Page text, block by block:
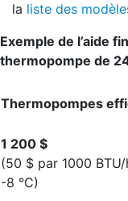
la liste des
Exemple de l’aide
thermopompe de
Thermopompes
1 200 $
(50 $ par 1000 BTU/
-8 °C)